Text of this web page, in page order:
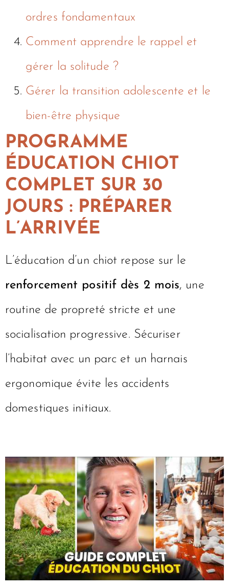
ordres fondamentaux
Comment apprendre le rappel et
gérer la solitude ?
Gérer la transition adolescente et le
bien-être physique
PROGRAMME
ÉDUCATION CHIOT
COMPLET SUR 30
JOURS : PRÉPARER
L’ARRIVÉE
L’éducation d’un chiot repose sur le
renforcement positif dès 2 mois, une
routine de propreté stricte et une
socialisation progressive. Sécuriser
l’habitat avec un parc et un harnais
ergonomique évite les accidents
domestiques initiaux.